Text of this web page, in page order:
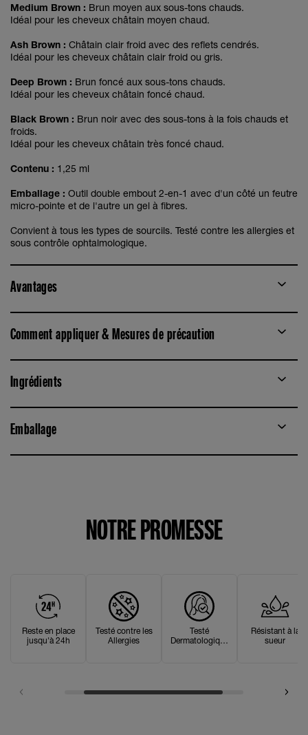
Medium Brown : Brun moyen aux sous-tons chauds.
Idéal pour les cheveux châtain moyen chaud.
Ash Brown : Châtain clair froid avec des reflets cendrés.
Idéal pour les cheveux châtain clair froid ou gris.
Deep Brown : Brun foncé aux sous-tons chauds.
Idéal pour les cheveux châtain foncé chaud.
Black Brown : Brun noir avec des sous-tons à la fois chauds et
froids.
Idéal pour les cheveux châtain très foncé chaud.
Contenu : 1,25 ml
Emballage : Outil double embout 2-en-1 avec d'un côté un feutre
micro-pointe et de l'autre un gel à fibres.
Convient à tous les types de sourcils. Testé contre les allergies et
sous contrôle ophtalmologique.
Avantages
Comment appliquer & Mesures de précaution
Ingrédients
Emballage
NOTRE PROMESSE
Reste en place
jusqu'à 24h
Testé contre les
Allergies
Testé
Dermatologique
Résistant à la
sueur